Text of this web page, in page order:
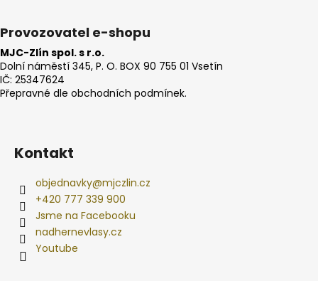
Provozovatel e-shopu
MJC-Zlín spol. s r.o.
Dolní náměstí 345, P. O. BOX 90 755 01 Vsetín
IČ: 25347624
Přepravné dle obchodních podmínek.
Kontakt
objednavky@mjczlin.cz
+420 777 339 900
Jsme na Facebooku
nadhernevlasy.cz
Youtube